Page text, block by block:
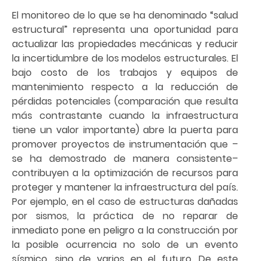
El monitoreo de lo que se ha denominado “salud
estructural” representa una oportunidad para
actualizar las propiedades mecánicas y reducir
la incertidumbre de los modelos estructurales. El
bajo costo de los trabajos y equipos de
mantenimiento respecto a la reducción de
pérdidas potenciales (comparación que resulta
más contrastante cuando la infraestructura
tiene un valor importante) abre la puerta para
promover proyectos de instrumentación que –
se ha demostrado de manera consistente–
contribuyen a la optimización de recursos para
proteger y mantener la infraestructura del país.
Por ejemplo, en el caso de estructuras dañadas
por sismos, la práctica de no reparar de
inmediato pone en peligro a la construcción por
la posible ocurrencia no solo de un evento